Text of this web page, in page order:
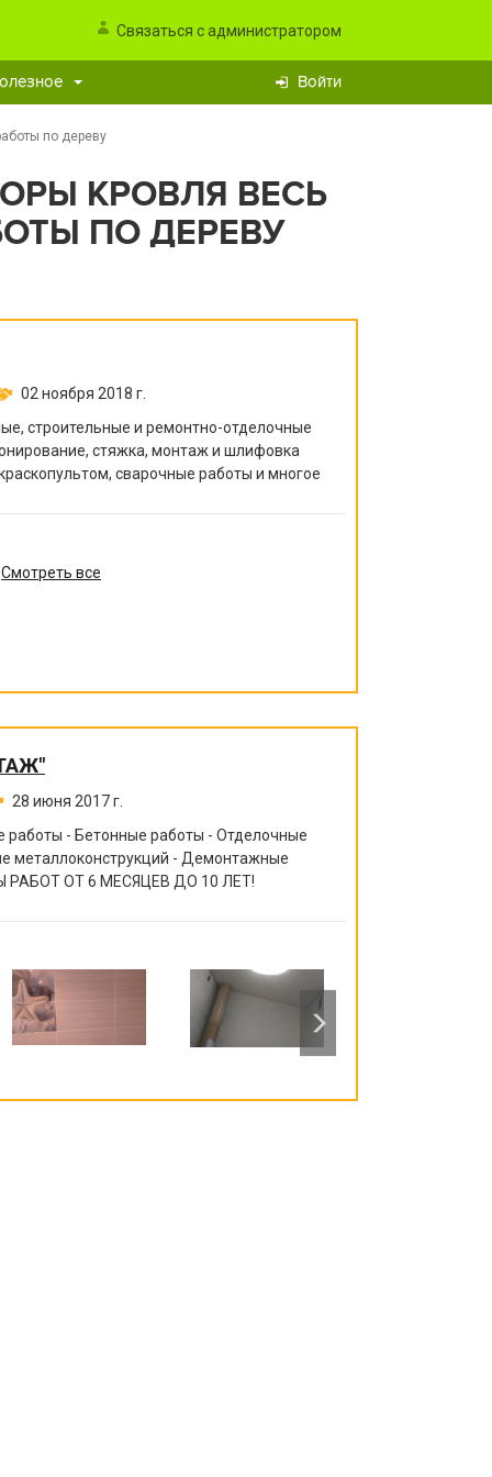
Связаться с администратором
Войти
по дереву
КРОВЛЯ ВЕСЬ
ПО ДЕРЕВУ
02 ноября 2018 г.
строительные и ремонтно-отделочные
стяжка, монтаж и шлифовка
сварочные работы и многое
Смотреть все
28 июня 2017 г.
- Бетонные работы - Отделочные
металлоконструкций - Демонтажные
РАБОТ ОТ 6 МЕСЯЦЕВ ДО 10 ЛЕТ!